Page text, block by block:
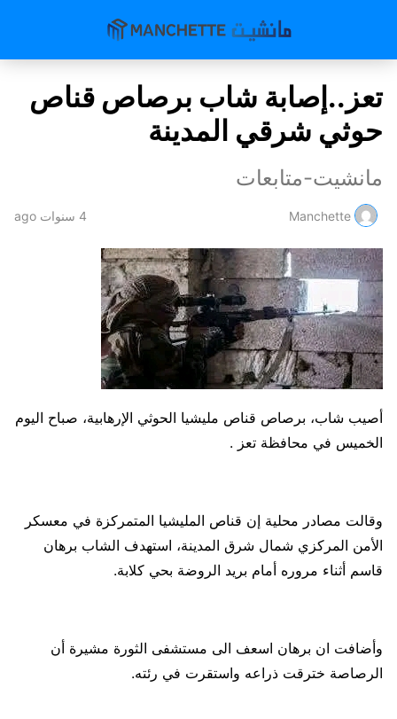
تعز..إصابة شاب برصاص قناص
حوثي شرقي المدينة
مانشيت-متابعات
Manchette 4 سنوات ago
أصيب شاب، برصاص قناص مليشيا الحوثي الإرهابية، صباح اليوم
الخميس في محافظة تعز .
وقالت مصادر محلية إن قناص المليشيا المتمركزة في معسكر
الأمن المركزي شمال شرق المدينة، استهدف الشاب برهان
قاسم أثناء مروره أمام بريد الروضة بحي كلابة.
وأضافت ان برهان اسعف الى مستشفى الثورة مشيرة أن
الرصاصة خترقت ذراعه واستقرت في رئته.